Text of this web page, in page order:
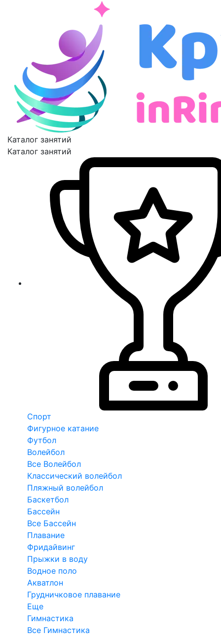
Каталог занятий
Каталог занятий
Спорт
Фигурное катание
Футбол
Волейбол
Все Волейбол
Классический волейбол
Пляжный волейбол
Баскетбол
Бассейн
Все Бассейн
Плавание
Фридайвинг
Прыжки в воду
Водное поло
Акватлон
Грудничковое плавание
Еще
Гимнастика
Все Гимнастика